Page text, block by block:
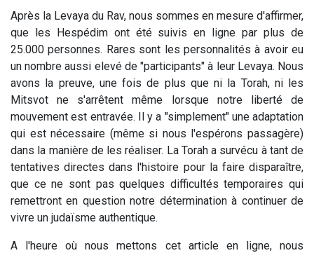
Après la Levaya du Rav, nous sommes en mesure d'affirmer,
que les Hespédim ont été suivis en ligne par plus de
25.000 personnes. Rares sont les personnalités à avoir eu
un nombre aussi elevé de "participants" à leur Levaya. Nous
avons la preuve, une fois de plus que ni la Torah, ni les
Mitsvot ne s'arrêtent même lorsque notre liberté de
mouvement est entravée. Il y a "simplement" une adaptation
qui est nécessaire (même si nous l'espérons passagère)
dans la manière de les réaliser. La Torah a survécu à tant de
tentatives directes dans l'histoire pour la faire disparaître,
que ce ne sont pas quelques difficultés temporaires qui
remettront en question notre détermination à continuer de
vivre un judaïsme authentique.
A l'heure où nous mettons cet article en ligne, nous